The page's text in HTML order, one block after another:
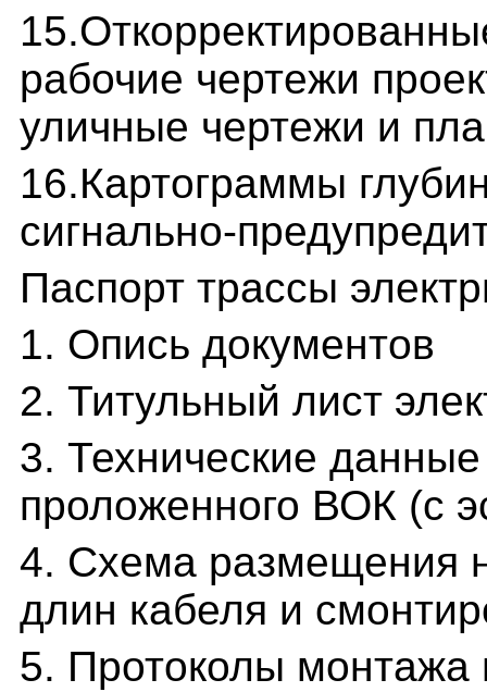
рабочие чертежи
уличные чертежи и
16.Картограммы
сигнально-
Паспорт трассы
1. Опись документов
2. Титульный лист
3. Технические
проложенного ВОК (с
4. Схема размещения
длин кабеля и
5. Протоколы монтажа